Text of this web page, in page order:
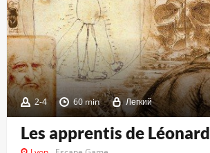
2-4 60 min Легкий
Les apprentis de Léonard